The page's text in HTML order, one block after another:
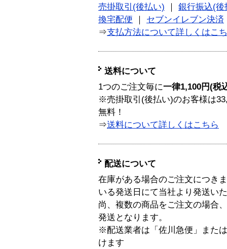
売掛取引(後払い)
銀行振込(後
換宅配便
セブンイレブン決済
⇒支払方法について詳しくはこ
送料について
1つのご注文毎に一律1,100円(税
※売掛取引(後払い)のお客様は
無料！
⇒送料について詳しくはこちら
配送について
在庫がある場合のご注文につき
いる発送日にて当社より発送い
尚、複数の商品をご注文の場合
発送となります。
※配送業者は「佐川急便」また
けます